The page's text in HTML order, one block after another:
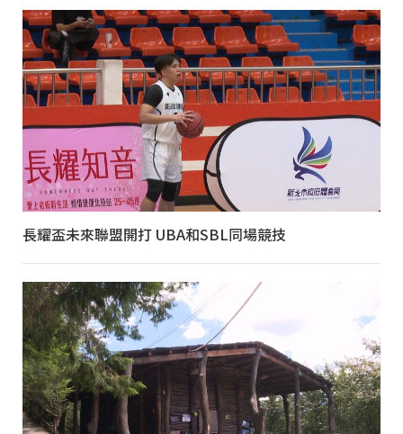
長耀盃未來聯盟開打 UBA和SBL同場競技